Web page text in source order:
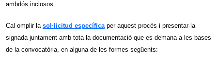
ambdós inclosos.
Cal omplir la sol·licitud específicaper aquest procés i presentar-la
signada juntament amb tota la documentació que es demana a les bases
de la convocatòria, en alguna de les formes següents: